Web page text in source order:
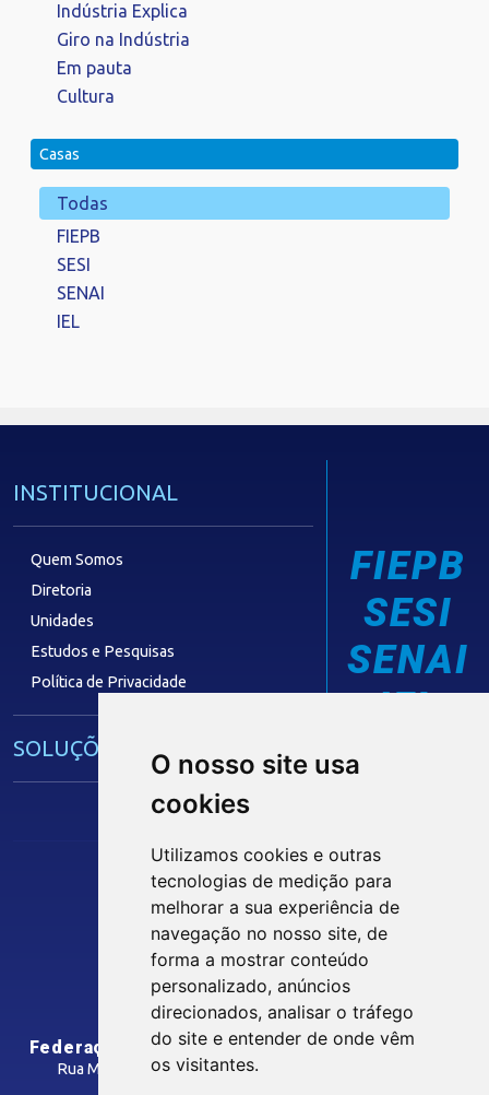
O nosso site usa
cookies
Utilizamos cookies e outras
tecnologias de medição para
melhorar a sua experiência de
navegação no nosso site, de
forma a mostrar conteúdo
personalizado, anúncios
direcionados, analisar o tráfego
do site e entender de onde vêm
os visitantes.
Indústria Explica
Giro na Indústria
Em pauta
Cultura
Casas
Todas
FIEPB
SESI
SENAI
IEL
INSTITUCIONAL
Quem Somos
Diretoria
Unidades
Estudos e Pesquisas
Política de Privacidade
SOLUÇÕES E SERVIÇOS
Núcleo de Acesso ao Crédito
Centro Internacional de Negócios -
CONTRIBUIÇÃO SINDICAL
SINDICATOS FILIADOS
FIEPB
SESI
SENAI
IEL
Siga nossas Redes Sociais
INTRANET
Federação das Indústrias do Estado da Paraíba
Rua Manoel Gonçalves Guimarães, 195 - José Pinheiro